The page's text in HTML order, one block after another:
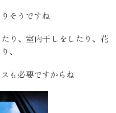
そうですね
り、室内干しをしたり、花
、
も必要ですからね